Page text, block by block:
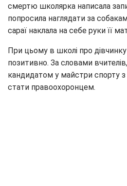
смертю школярка написала
попросила наглядати за
сараї наклала на себе руки її
При цьому в школі про дівчинку
позитивно. За словами
кандидатом у майстри спорту з
стати правоохоронцем.